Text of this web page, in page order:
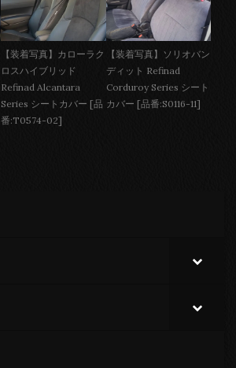
【装着写真】カローラク
ロスハイブリッド
Refinad Alcantara
Series シートカバー [品
番:T0574-02]
【装着写真】ソリオバン
ディット Refinad
Corduroy Series シート
カバー [品番:S0116-11]